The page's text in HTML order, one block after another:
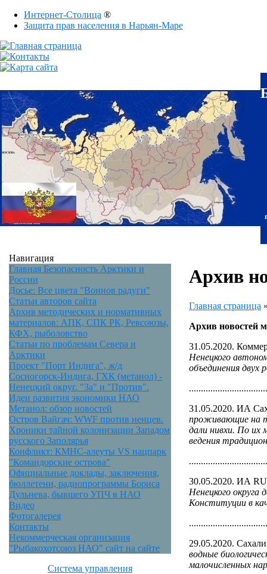
Интернет-Столица ®
Защита прав населения в Нарьян-Маре
Навигация
Главная Безопасность Арктики и
России
Досье: Все цвета "Воинов радуги"
Статьи авторов сайта
Архив методических и нормативных
материалов: АПК, СПК РК, Ревсоюзы,
КФХ, рыболовство
Статьи по проблемам Севера и
Арктики
Проект "Порт Индига", ж/д
Сосногорск-Индига, ГХК (метанол) -
Ненецкий округ. "За" и "Против".
Идеи развития экономики НАО
Метанол: обзор новостей
Остров Вайгач: WWF против ненцев.
Хроники тайной колонизации Западом
русского Заполярья
Конфликт: КМНС-алеуты VS нацпарк
"Командорские острова"
Официальные доклады, заключения,
бюллетени, радиопрограммы Бориса
Дульнева, бывшего УПЧ в НАО
Видео
Фотогалерея
Контакты
Некоммерческая организация
"Рыбакохотсоюз НАО" сайт на сайте
Система управления
Архив
Главная страница
Архив новостей
31.05.2020.
Ненецкого
объединения двух
31.05.2020. ИА
проживающие на
дали нивхи. По их
ведения
30.05.2020. ИА
Ненецкого
Конституции в
29.05.2020.
водные
малочисленных